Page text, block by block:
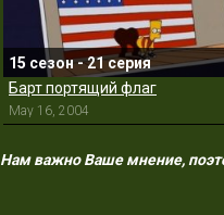
15 сезон - 21 серия
Барт портящий флаг
May 16, 2004
Нам важно Ваше мнение,